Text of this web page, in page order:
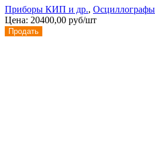
Приборы КИП и др., Осциллографы
Цена: 20400,00 руб/шт
Продать